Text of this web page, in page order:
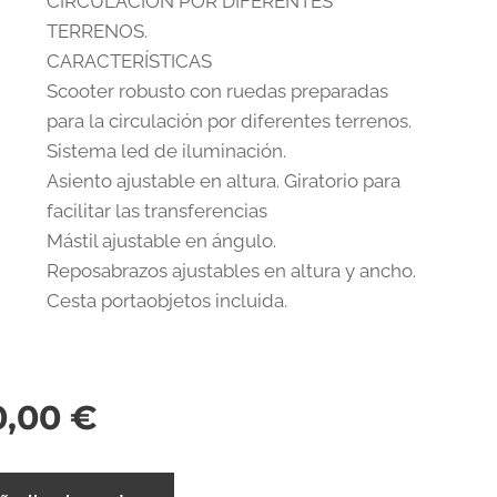
TERRENOS.
CARACTERÍSTICAS
Scooter robusto con ruedas preparadas
para la circulación por diferentes terrenos.
Sistema led de iluminación.
Asiento ajustable en altura. Giratorio para
facilitar las transferencias
Mástil ajustable en ángulo.
Reposabrazos ajustables en altura y ancho.
Cesta portaobjetos incluida.
€